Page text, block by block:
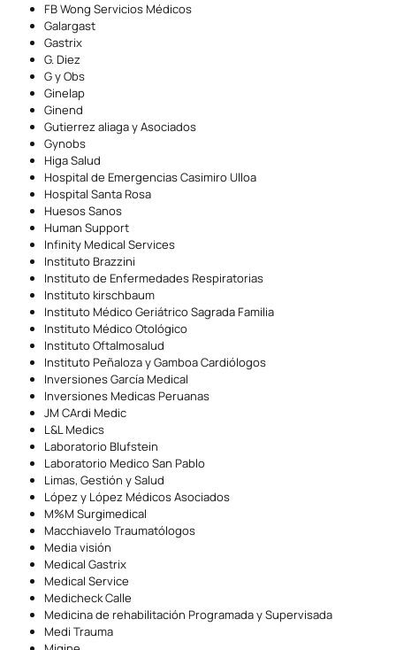
FB Wong Servicios Médicos
Galargast
Gastrix
G. Diez
G y Obs
Ginelap
Ginend
Gutierrez aliaga y Asociados
Gynobs
Higa Salud
Hospital de Emergencias Casimiro Ulloa
Hospital Santa Rosa
Huesos Sanos
Human Support
Infinity Medical Services
Instituto Brazzini
Instituto de Enfermedades Respiratorias
Instituto kirschbaum
Instituto Médico Geriátrico Sagrada Familia
Instituto Médico Otológico
Instituto Oftalmosalud
Instituto Peñaloza y Gamboa Cardiólogos
Inversiones García Medical
Inversiones Medicas Peruanas
JM CArdi Medic
L&L Medics
Laboratorio Blufstein
Laboratorio Medico San Pablo
Limas, Gestión y Salud
López y López Médicos Asociados
M%M Surgimedical
Macchiavelo Traumatólogos
Media visión
Medical Gastrix
Medical Service
Medicheck Calle
Medicina de rehabilitación Programada y Supervisada
Medi Trauma